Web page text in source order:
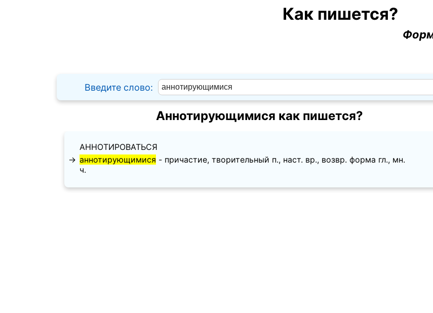
Как пишется?
Введите слово:
Аннотирующимися как пишется?
АННОТИРОВАТЬСЯ
→ аннотирующимися - причастие, творительный п., наст. вр., возвр. форма гл., мн.
ч.